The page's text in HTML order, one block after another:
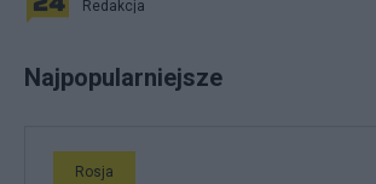
Redakcja
Najpopularniejsze
Rosja